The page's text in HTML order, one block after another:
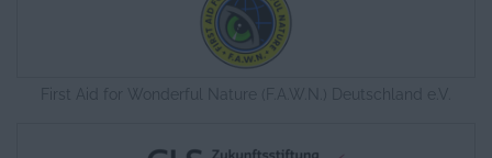
First Aid for Wonderful Nature (F.A.W.N.) Deutschland e.V.